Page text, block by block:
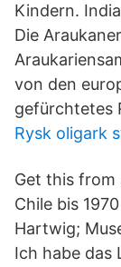
Kindern.
Die
von den
gefürchtetes
Rysk oligark
Get this from
Chile bis
Hartwig;
Ich habe das